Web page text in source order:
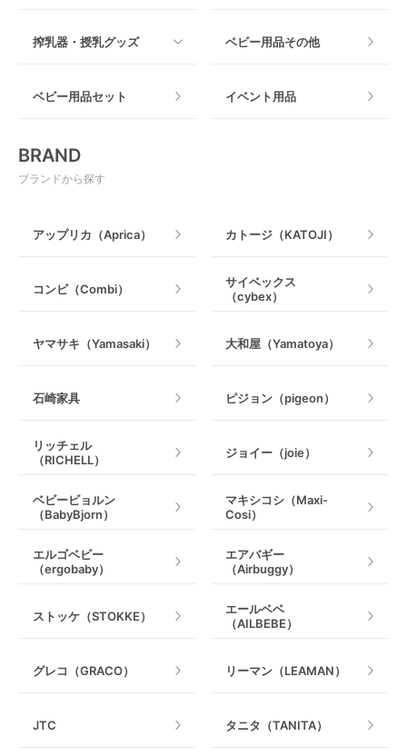
必要な時だけレンタルできる
な場合にはレンタルで借りるのがおすすめです。例え
シートなど、レンタルを利用することで手間なく、必
要なベビー用品を準備することができます。
ベビー用品をレンタルするもう1つのメリットは、購入
ひもや高級ベビーカーなど、個人の好みや機能性が重
要で実際に物を見て、使用してみないとわからないベ
みることによって、さまざまなモデルとブランドを試
すことができます。赤ちゃんの快適さと自分のニーズ
う。
選べるベビー用品に制限がある
レンタルする際のデメリットの1つとして、GW、お盆
や年末年始などの旅行のピークシーズンでは、目的の
ベビー用品をレンタルすることができない可能性があ
ります。特に人気のあるベビー用品は、在庫切れ等で
やメーカーはレンタルとして取り扱っていない場合も
あます。
汚れが気になるかもしれません。レンタルショップに
よっては、ベビー用品の清潔さ・安全性を確保するた
マット製
室内遊具
搾乳器・授乳グッズ
授乳グッズ・ママ用品
ベビー用品その他
ベビー用品セット イベント用品
BRAND
ブランドから探す
アップリカ（Aprica） カトージ（KATOJI）
コンビ（Combi）
サイベックス
（cybex）
ヤマサキ（Yamasaki） 大和屋（Yamatoya）
石崎家具 ピジョン（pigeon）
リッチェル
（RICHELL）
ジョイー（joie）
ベビービョルン
（BabyBjorn）
マキシコシ（Maxi-
Cosi）
エルゴベビー
（ergobaby）
エアバギー
（Airbuggy）
ストッケ（STOKKE）
エールベベ
（AILBEBE）
グレコ（GRACO） リーマン（LEAMAN）
JTC タニタ（TANITA）